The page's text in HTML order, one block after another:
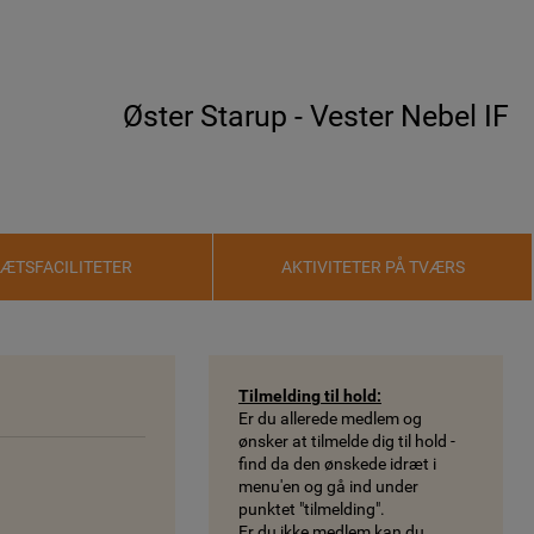
Øster Starup - Vester Nebel IF
AKTIVITETER PÅ TVÆRS
Tilmelding til hold:
Er du allerede medlem og
ønsker at tilmelde dig til hold -
find da den ønskede idræt i
menu'en og gå ind under
punktet "tilmelding".